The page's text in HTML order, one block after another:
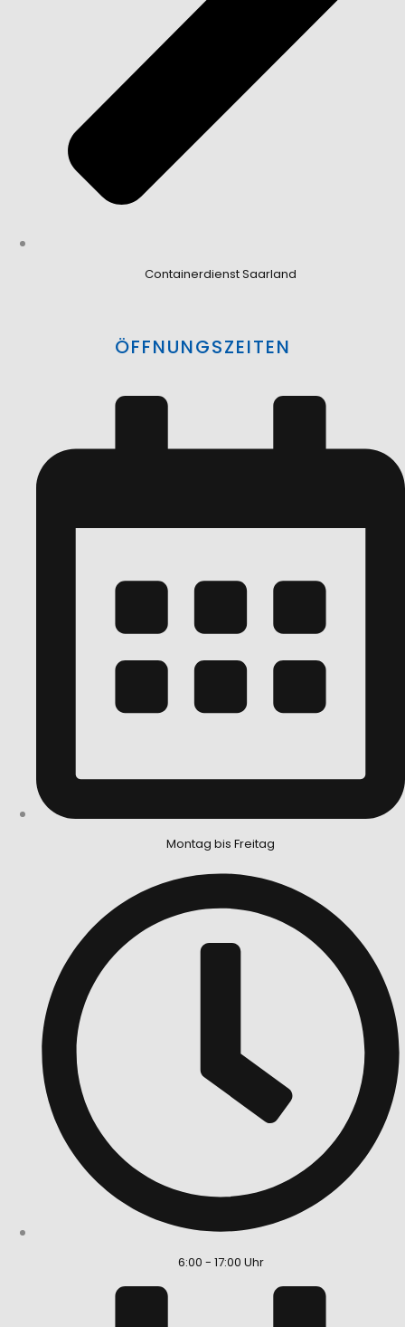
Containerdienst Saarland
ÖFFNUNGSZEITEN
Montag bis Freitag
6:00 - 17:00 Uhr